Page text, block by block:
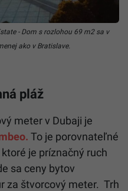
- Dom s rozlohou 69 m2 sa v
ako v Bratislave.
pláž
meter v Dubaji je
To je porovnateľné
je príznačný ruch
sa ceny bytov
za štvorcový meter. Trh